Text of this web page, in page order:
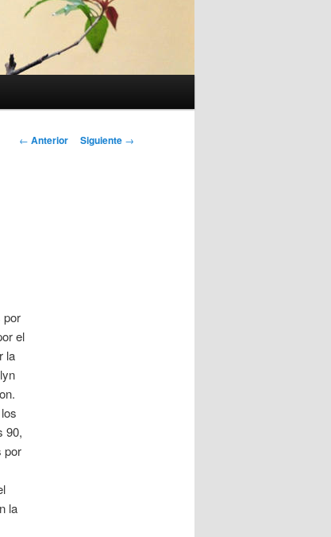
Navegación
← Anterior Siguiente →
por
el
la
90,
por
la